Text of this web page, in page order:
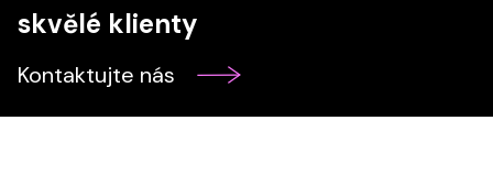
skvělé klienty
Kontaktujte nás